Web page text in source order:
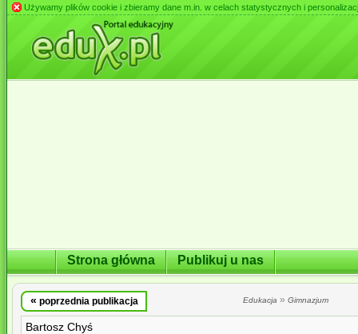
Używamy plików cookie i zbieramy dane m.in. w celach statystycznych i
Strona główna Publikuj u nas
« poprzednia publikacja Edukacja » Gimnazjum
Bartosz Chyś